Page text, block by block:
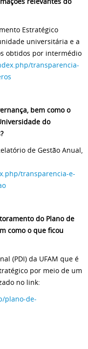
Estratégico
universitária e a
obtidos por intermédio
transparencia-
bem como o
do
de Gestão Anual,
transparencia-e-
do Plano de
como o que ficou
(PDI) da UFAM que é
por meio de um
no link:
plano-de-